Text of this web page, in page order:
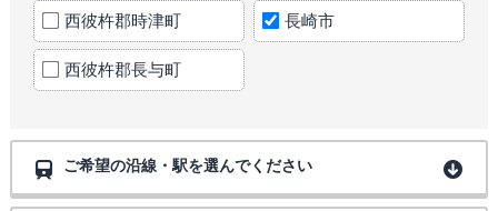
西彼杵郡時津町 長崎市
西彼杵郡長与町
ご希望の沿線・駅を選んでください